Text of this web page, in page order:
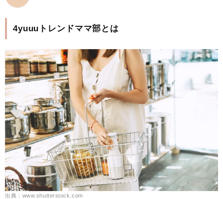
4yuuuトレンドママ部とは
出典：www.shutterstock.com